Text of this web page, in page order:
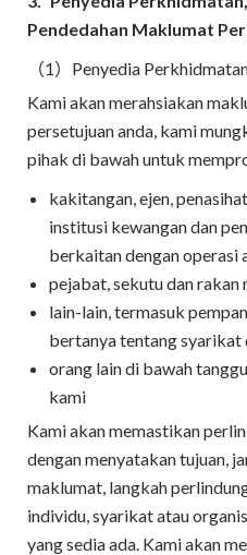
Pendedahan Maklumat
（1）Penyedia
Kami akan merahsiakan
persetujuan anda, kami
pihak di bawah untuk
kakitangan, ejen,
institusi kewangan dan
berkaitan dengan operasi
pejabat, sekutu dan rakan
lain-lain, termasuk
bertanya tentang
orang lain di bawah
kami
Kami akan memastikan
dengan menyatakan tujuan,
maklumat, langkah
individu, syarikat atau
yang sedia ada. Kami akan